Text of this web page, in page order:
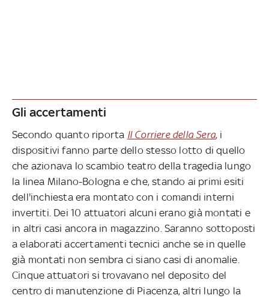
Gli accertamenti
Secondo quanto riporta Il Corriere della Sera, i
dispositivi fanno parte dello stesso lotto di quello
che azionava lo scambio teatro della tragedia lungo
la linea Milano-Bologna e che, stando ai primi esiti
dell'inchiesta era montato con i comandi interni
invertiti. Dei 10 attuatori alcuni erano già montati e
in altri casi ancora in magazzino. Saranno sottoposti
a elaborati accertamenti tecnici anche se in quelle
già montati non sembra ci siano casi di anomalie.
Cinque attuatori si trovavano nel deposito del
centro di manutenzione di Piacenza, altri lungo la